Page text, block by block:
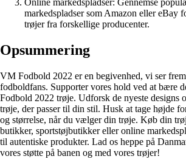
Online markedspladser: Gennemse
markedspladser som Amazon eller eBay
trøjer fra forskellige producenter.
Opsummering
VM Fodbold 2022 er en begivenhed, vi ser
fodboldfans. Supporter vores hold ved at bære
Fodbold 2022 trøje. Udforsk de nyeste designs
trøje, der passer til din stil. Husk at tage højde
og størrelse, når du vælger din trøje. Køb din
butikker, sportstøjbutikker eller online
til autentiske produkter. Lad os heppe på
vores støtte på banen og med vores trøjer!